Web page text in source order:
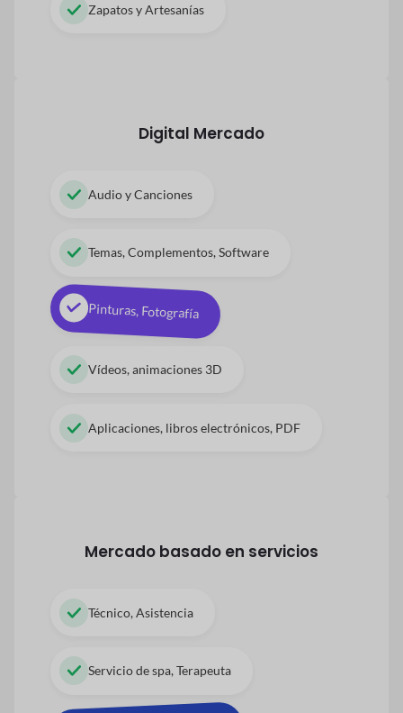
Zapatos y Artesanías
Digital Mercado
Audio y Canciones
Temas, Complementos, Software
Pinturas, Fotografía
Vídeos, animaciones 3D
Aplicaciones, libros electrónicos, PDF
Mercado basado en servicios
Técnico, Asistencia
Servicio de spa, Terapeuta